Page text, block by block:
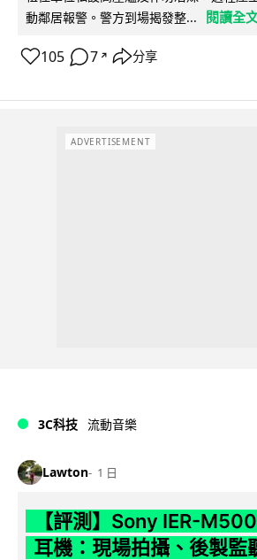
動鄰居報警。警方到場揭發整...
閱讀全
105 7 ↗ 分享
ADVERTISEMENT
3C科技 流動音樂
Lawton 1 日
【評測】Sony IER-
耳機：現場拍攝、後製監